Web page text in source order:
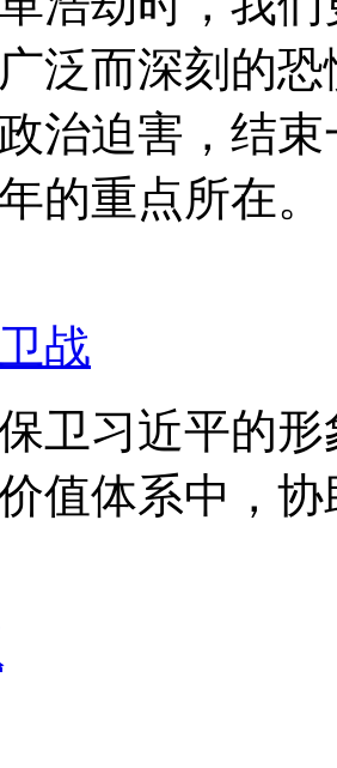
泛而深刻的
治迫害，结
的重点所在。
战
卫习近平的
值体系中，